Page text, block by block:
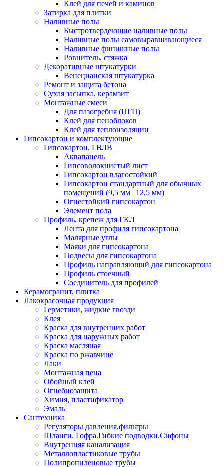
Клей для печей и каминов
Затирка для плитки
Наливные полы
Быстротвердеющие наливные полы
Наливные полы самовыравнивающиеся
Наливные финишные полы
Ровнитель, стяжка
Декоративные штукатурки
Венецианская штукатурка
Ремонт и защита бетона
Сухая засыпка, керамзит
Монтажные смеси
Для пазогребня (ПГП)
Клей для пеноблоков
Клей для теплоизоляции
Гипсокартон и комплектующие
Гипсокартон, ГВЛВ
Аквапанель
Гипсоволокнистый лист
Гипсокартон влагостойкий
Гипсокартон стандартный для обычных
помещений (9,5 мм | 12,5 мм)
Огнестойкий гипсокартон
Элемент пола
Профиль, крепеж для ГКЛ
Лента для профиля гипсокартона
Малярные углы
Маяки для гипсокартона
Подвесы для гипсокартона
Профиль направляющий для гипсокартона
Профиль стоечный
Соединитель для профилей
Керамогранит, плитка
Лакокрасочная продукция
Герметики, жидкие гвозди
Клея
Краска для внутренних работ
Краска для наружных работ
Краска масляная
Краска по ржавчине
Лаки
Монтажная пена
Обойный клей
Огнебиозащита
Химия, пластификатор
Эмаль
Сантехника
Регуляторы давления,фильтры
Шланги. Гофра.Гибкие подводки.Сифоны
Внутренняя канализация
Металлопластиковые трубы
Полипропиленовые трубы